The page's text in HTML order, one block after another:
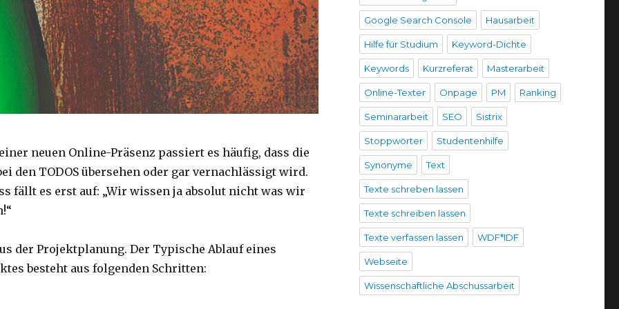
neuen Online-Präsenz passiert es häufig, dass die
den TODOS übersehen oder gar vernachlässigt wird.
fällt es erst auf: „Wir wissen ja absolut nicht was wir
der Projektplanung. Der Typische Ablauf eines
besteht aus folgenden Schritten:
Google Search Console Hausarbeit
Hilfe für Studium Keyword-Dichte
Keywords Kurzreferat Masterarbeit
Online-Texter Onpage PM Ranking
Seminararbeit SEO Sistrix
Stoppwörter Studentenhilfe
Synonyme Text
Texte schreben lassen
Texte schreiben lassen
Texte verfassen lassen WDF*IDF
Webseite
Wissenschaftliche Abschussarbeit